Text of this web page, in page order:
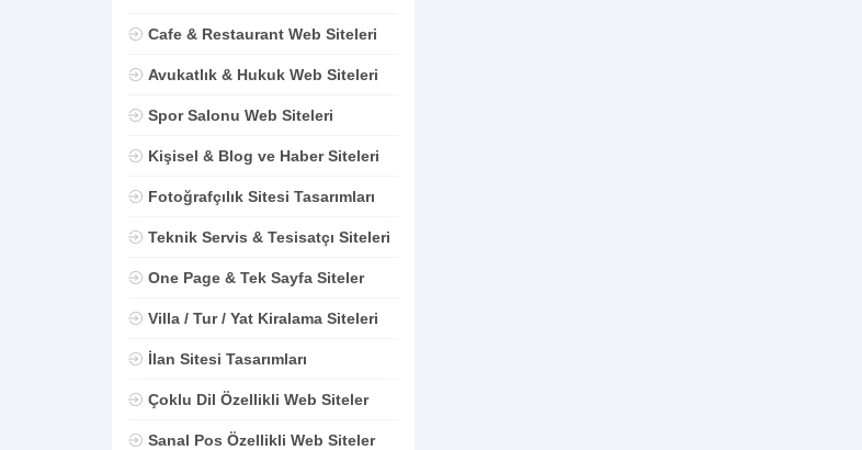
Cafe & Restaurant Web Siteleri
Avukatlık & Hukuk Web Siteleri
Spor Salonu Web Siteleri
Kişisel & Blog ve Haber Siteleri
Fotoğrafçılık Sitesi Tasarımları
Teknik Servis & Tesisatçı Siteleri
One Page & Tek Sayfa Siteler
Villa / Tur / Yat Kiralama Siteleri
İlan Sitesi Tasarımları
Çoklu Dil Özellikli Web Siteler
Sanal Pos Özellikli Web Siteler